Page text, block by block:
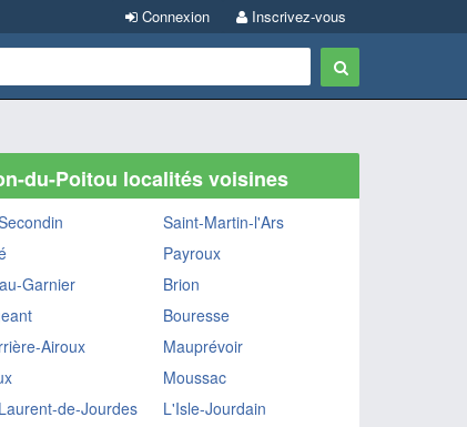
Inscrivez-vous
Connexion
du-Poitou localités voisines
Saint-Martin-l'Ars
Payroux
Garnier
Brion
Bouresse
Airoux
Mauprévoir
Moussac
de-Jourdes
L'Isle-Jourdain